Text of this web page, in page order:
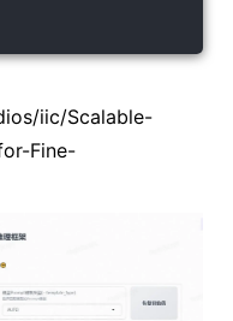
iic/Scalable-
Fine-